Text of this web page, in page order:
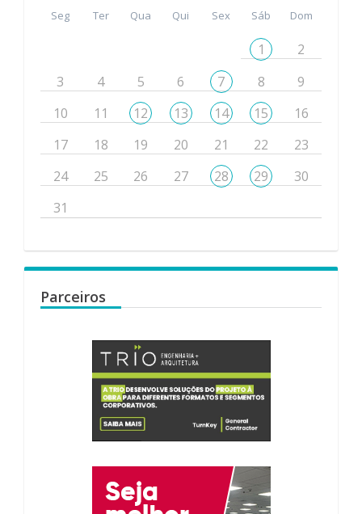
Seg Ter Qua Qui Sex Sáb Dom
1
2
3
4 5 6 7 8
9
10
11 12 13 14 15
16
17
18 19 20 21 22
23
24
25 26 27 28 29
30
31
Parceiros